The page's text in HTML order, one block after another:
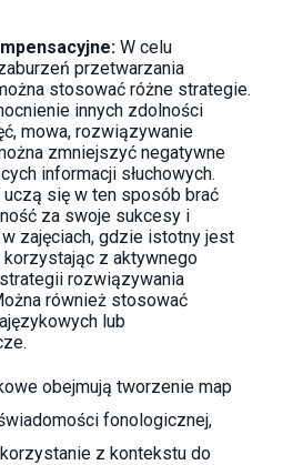
W celu
przetwarzania
stosować różne strategie.
innych zdolności
mowa, rozwiązywanie
zmniejszyć negatywne
informacji słuchowych.
się w ten sposób brać
za swoje sukcesy i
zajęciach, gdzie istotny jest
korzystając z aktywnego
strategii rozwiązywania
również stosować
lub
obejmują tworzenie map
fonologicznej,
z kontekstu do